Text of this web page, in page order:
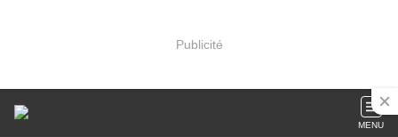
Publicité
MENU